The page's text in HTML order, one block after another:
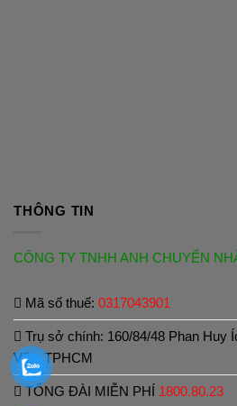
THÔNG TIN
CÔNG TY TNHH ANH CHUYỂN
Mã số thuế: 0317043901
Trụ sở chính: 160/84/48 Phan Huy
Vấp, TPHCM
TỔNG ĐÀI MIỄN PHÍ 1800.80.23